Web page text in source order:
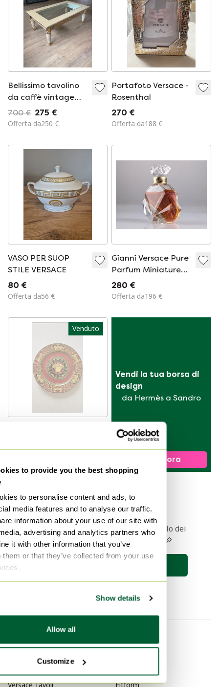
to provide you the best shopping
to personalise content and ads, to
media features and to analyse our traffic.
information about your use of our site with
advertising and analytics partners who
it with other information that you’ve
them or that they’ve collected from your use
Show details
Allow all
Customize
Bellissimo tavolino
da caffè vintage
Versace con piano in
vetro tagliato
700 € 275 €
Offerta da250 €
Portafoto Versace -
Rosenthal
270 €
Offerta da188 €
VASO PER SUOP
STILE VERSACE
80 €
Offerta da56 €
Gianni Versace Pure
Parfum Miniature
7,5 ml, Raro 1981 con
Scatola Originale
280 €
Offerta da196 €
Venduto
Vendi la tua borsa di
design
da Hermès a Sandro
Vendi ora
1
Ricevere una notifica quando l'articolo dei
vostri sogni viene messo online 🔎
Versace Tavoli
Fitform